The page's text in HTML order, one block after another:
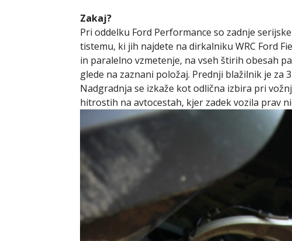
Zakaj?
Pri oddelku Ford Performance so zadnje
tistemu, ki jih najdete na dirkalniku WRC Ford
in paralelno vzmetenje, na vseh štirih obesah
glede na zaznani položaj. Prednji blažilnik je
Nadgradnja se izkaže kot odlična izbira pri
hitrostih na avtocestah, kjer zadek vozila prav